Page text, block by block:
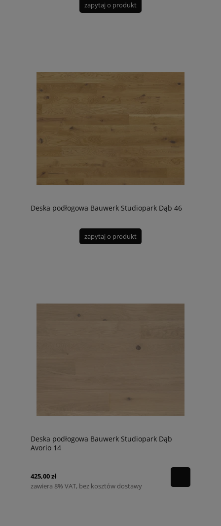
zapytaj o produkt
Deska podłogowa Bauwerk Studiopark Dąb 46
zapytaj o produkt
Deska podłogowa Bauwerk Studiopark Dąb
Avorio 14
425,00 zł
zawiera 8% VAT, bez kosztów dostawy